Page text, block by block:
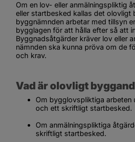
Om en lov- eller anmälningspliktig
eller startbesked kallas det olovligt
byggnämnden arbetar med tillsyn
bygglagen för att hålla efter så att
Byggnadsåtgärder kräver lov eller
nämnden ska kunna pröva om de
och krav.
Vad är olovligt
Om bygglovspliktiga arbeten
och ett skriftligt startbesked.
Om anmälningspliktiga
skriftligt startbesked.